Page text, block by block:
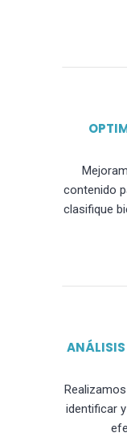
contenido
clasifique
ANÁLISIS
identificar